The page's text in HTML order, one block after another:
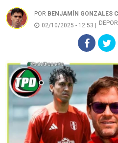
POR BENJAMÍN GONZALES
02/10/2025 - 12:53 |